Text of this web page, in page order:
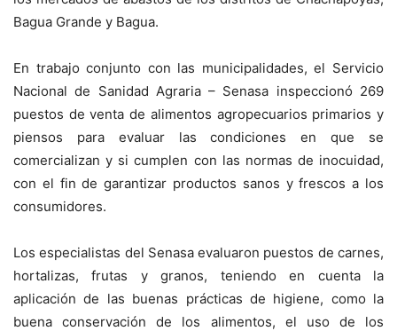
Bagua Grande y Bagua.
En trabajo conjunto con las municipalidades, el Servicio
Nacional de Sanidad Agraria – Senasa inspeccionó 269
puestos de venta de alimentos agropecuarios primarios y
piensos para evaluar las condiciones en que se
comercializan y si cumplen con las normas de inocuidad,
con el fin de garantizar productos sanos y frescos a los
consumidores.
Los especialistas del Senasa evaluaron puestos de carnes,
hortalizas, frutas y granos, teniendo en cuenta la
aplicación de las buenas prácticas de higiene, como la
buena conservación de los alimentos, el uso de los